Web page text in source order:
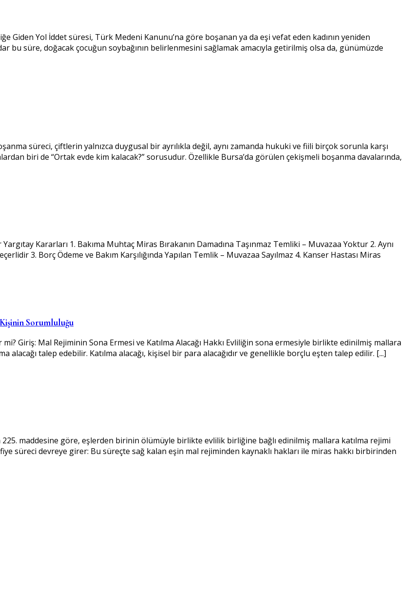
Giden Yol İddet süresi, Türk Medeni Kanunu’na göre boşanan ya da eşi vefat eden kadının yeniden
bu süre, doğacak çocuğun soybağının belirlenmesini sağlamak amacıyla getirilmiş olsa da, günümüzde
süreci, çiftlerin yalnızca duygusal bir ayrılıkla değil, aynı zamanda hukuki ve fiili birçok sorunla karşı
biri de “Ortak evde kim kalacak?” sorusudur. Özellikle Bursa’da görülen çekişmeli boşanma davalarında,
Kararları 1. Bakıma Muhtaç Miras Bırakanın Damadına Taşınmaz Temliki – Muvazaa Yoktur 2. Aynı
3. Borç Ödeme ve Bakım Karşılığında Yapılan Temlik – Muvazaa Sayılmaz 4. Kanser Hastası Miras
Sorumluluğu
mi? Giriş: Mal Rejiminin Sona Ermesi ve Katılma Alacağı Hakkı Evliliğin sona ermesiyle birlikte edinilmiş mallara
talep edebilir. Katılma alacağı, kişisel bir para alacağıdır ve genellikle borçlu eşten talep edilir. [...]
maddesine göre, eşlerden birinin ölümüyle birlikte evlilik birliğine bağlı edinilmiş mallara katılma rejimi
süreci devreye girer: Bu süreçte sağ kalan eşin mal rejiminden kaynaklı hakları ile miras hakkı birbirinden